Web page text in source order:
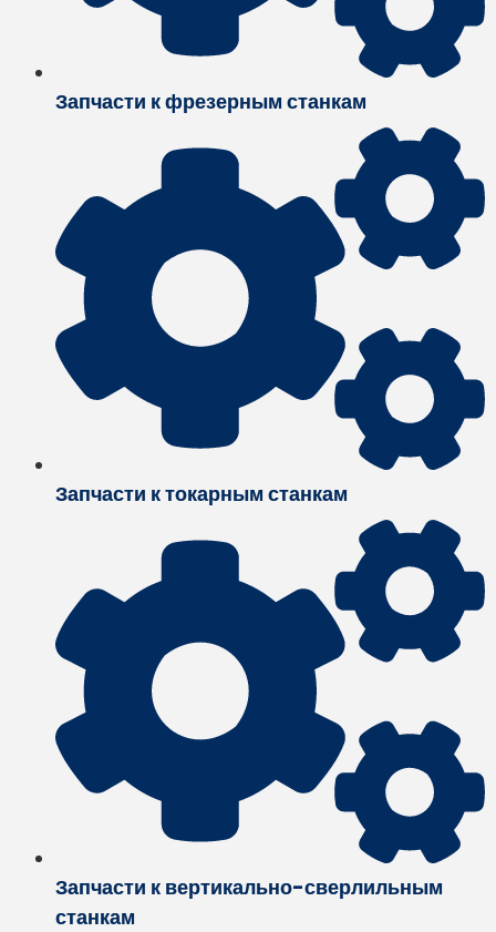
Запчасти к фрезерным станкам
Запчасти к токарным станкам
Запчасти к вертикально-сверлильным
станкам